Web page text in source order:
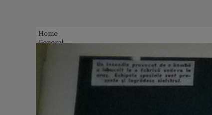
Home
General